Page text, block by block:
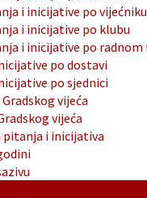
i inicijative po vijećniku
i inicijative po klubu
i inicijative po
po dostavi
po sjednici
vijeća
vijeća
i inicijativa